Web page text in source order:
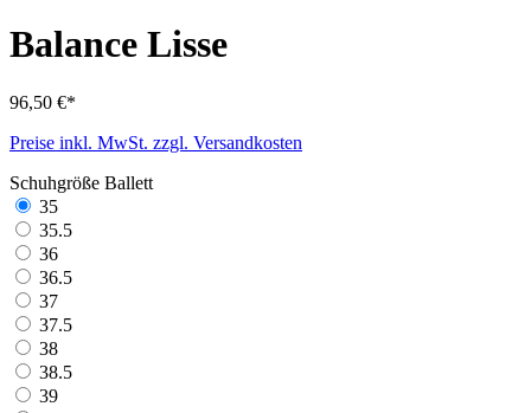
Balance Lisse
96,50 €*
Preise inkl. MwSt. zzgl. Versandkosten
Schuhgröße Ballett
35
35.5
36
36.5
37
37.5
38
38.5
39